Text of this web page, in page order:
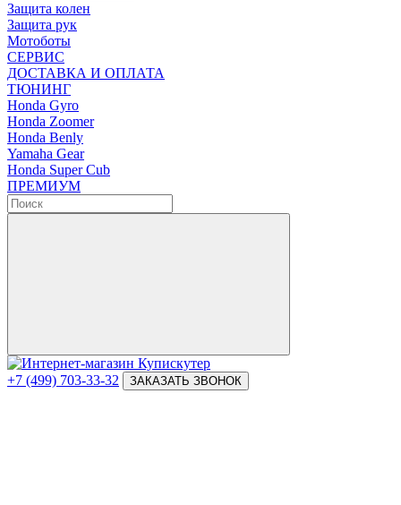
Защита колен
Защита рук
Мотоботы
СЕРВИС
ДОСТАВКА И ОПЛАТА
ТЮНИНГ
Honda Gyro
Honda Zoomer
Honda Benly
Yamaha Gear
Honda Super Cub
ПРЕМИУМ
+7 (499) 703-33-32 ЗАКАЗАТЬ ЗВОНОК